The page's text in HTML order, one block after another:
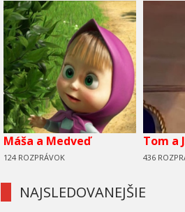
Máša a Medveď
124 ROZPRÁVOK
Tom a
436
NAJSLEDOVANEJŠIE